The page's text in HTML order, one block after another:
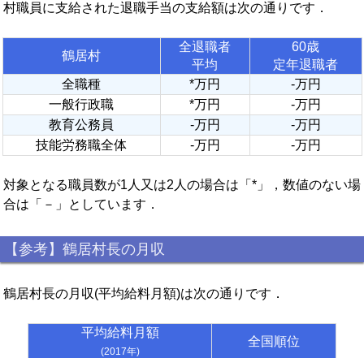
村職員に支給された退職手当の支給額は次の通りです．
鶴居村
全退職者
平均
60歳
定年退職者
全職種
*万円
-万円
一般行政職
*万円
-万円
教育公務員
-万円
-万円
技能労務職全体
-万円 -万円
対象となる職員数が1人又は2人の場合は「*」，数値のない場
合は「－」としています．
【参考】鶴居村長の月収
鶴居村長の月収(平均給料月額)は次の通りです．
平均給料月額
(2017年)
全国順位